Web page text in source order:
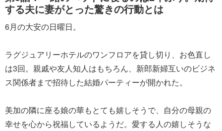
する夫に妻がとった驚きの行動とは
6月の大安の日曜日。
ラグジュアリーホテルのワンフロアを貸し切り、お色直し
は3回。親戚や友人知人はもちろん、新郎新婦互いのビジネ
ス関係者まで招待した結婚パーティーが開かれた。
美加の隣に座る娘の華もとても嬉しそうで、自分の母親の
幸せを心から祝福しているようだ。愛する人の嬉しそうな